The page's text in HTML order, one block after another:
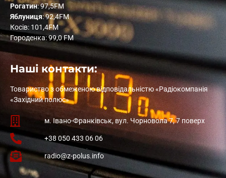
Рогатин: 97,5FM
Яблуниця: 92,4FM
Косів: 101,4FM
Городенка: 99,0 FM
Наші контакти:
Товариство з обмеженою відповідальністю «Радіокомпанія
«Західний полюс»
м. Івано-Франківськ, вул. Чорновола 7, 7 поверх
+38 050 433 06 06
radio@z-polus.info